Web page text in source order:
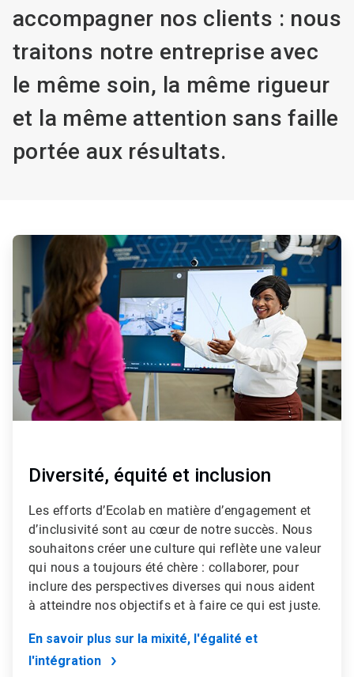
accompagner nos clients : nous
traitons notre entreprise avec
le même soin, la même rigueur
et la même attention sans faille
portée aux résultats.
ArticleTile
Diversité, équité et inclusion
Les efforts d’Ecolab en matière d’engagement et
d’inclusivité sont au cœur de notre succès. Nous
souhaitons créer une culture qui reflète une valeur
qui nous a toujours été chère : collaborer, pour
inclure des perspectives diverses qui nous aident
à atteindre nos objectifs et à faire ce qui est juste.
En savoir plus sur la mixité, l'égalité et
l'intégration